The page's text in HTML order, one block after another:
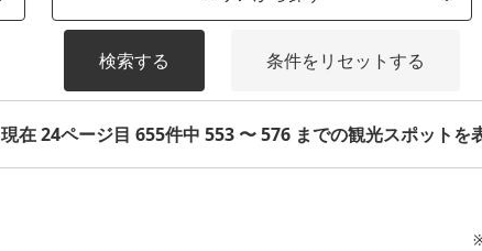
検索する 条件をリセットする
現在 24ページ目 655件中 553 〜 576 までの観光スポットを